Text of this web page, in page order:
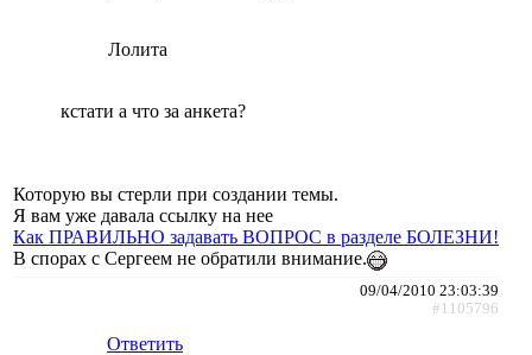
Лолита
кстати а что за анкета?
Которую вы стерли при создании темы.
Я вам уже давала ссылку на нее
Как ПРАВИЛЬНО задавать ВОПРОС в разделе БОЛЕЗНИ!
В спорах с Сергеем не обратили внимание.
09/04/2010 23:03:39
#1105796
Ответить